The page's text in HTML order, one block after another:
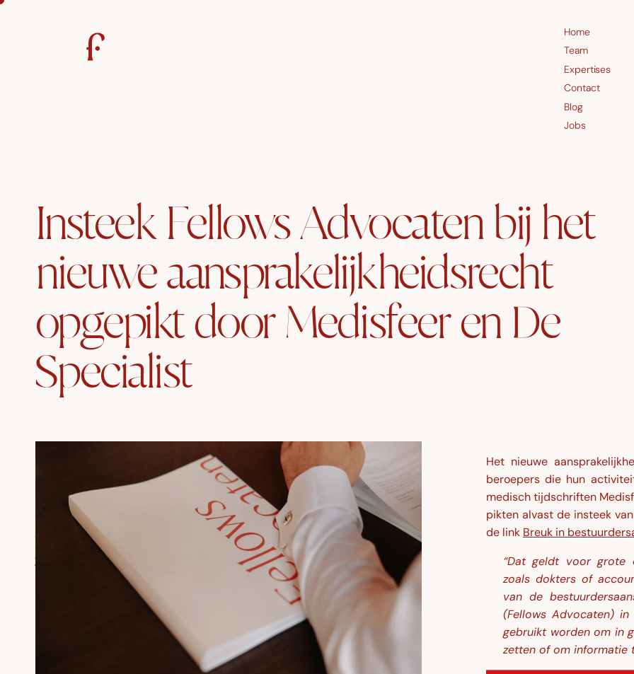
Home
Team
Expertises
Contact
Blog
Jobs
Insteek Fellows Advocaten bij het
nieuwe aansprakelijkheidsrecht
opgepikt door Medisfeer en De
Specialist
Fellows Advocaten bij het
nieuwe
aansprakelijkheidsrecht
opgepikt door en De
Specialist
Het nieuwe
beroepers die hun
medisch tijdschriften
pikten alvast de insteek
de link Breuk in
“Dat geldt voor grote
zoals dokters of
van de
(Fellows Advocaten) in
gebruikt worden om in
zetten of om informatie